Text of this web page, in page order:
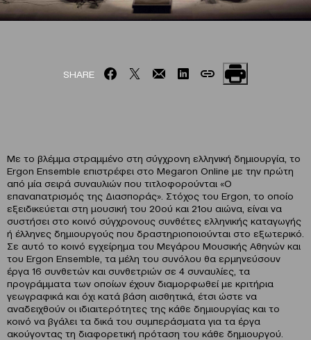
SHARE
Με το βλέμμα στραμμένο στη σύγχρονη ελληνική δημιουργία, το
Ergon Ensemble επιστρέφει στο Megaron Online με την πρώτη
από μία σειρά συναυλιών που τιτλοφορούνται «Ο
επαναπατρισμός της Διασποράς». Στόχος του Ergon, το οποίο
εξειδικεύεται στη μουσική του 20ού και 21ου αιώνα, είναι να
συστήσει στο κοινό σύγχρονους συνθέτες ελληνικής καταγωγής
ή έλληνες δημιουργούς που δραστηριοποιούνται στο εξωτερικό.
Σε αυτό το κοινό εγχείρημα του Μεγάρου Μουσικής Αθηνών και
του Ergon Ensemble, τα μέλη του συνόλου θα ερμηνεύσουν
έργα 16 συνθετών και συνθετριών σε 4 συναυλίες, τα
προγράμματα των οποίων έχουν διαμορφωθεί με κριτήρια
γεωγραφικά και όχι κατά βάση αισθητικά, έτσι ώστε να
αναδειχθούν οι ιδιαιτερότητες της κάθε δημιουργίας και το
κοινό να βγάλει τα δικά του συμπεράσματα για τα έργα
ακούγοντας τη διαφορετική πρόταση του κάθε δημιουργού.